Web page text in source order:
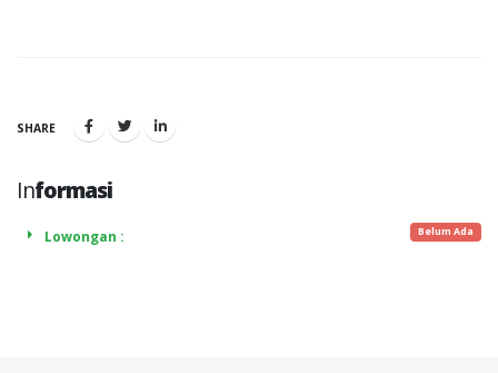
SHARE
Informasi
Lowongan : Belum Ada